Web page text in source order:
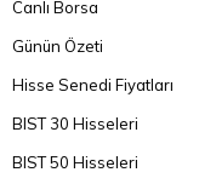
Canlı Borsa
Günün Özeti
Hisse Senedi Fiyatları
BIST 30 Hisseleri
BIST 50 Hisseleri